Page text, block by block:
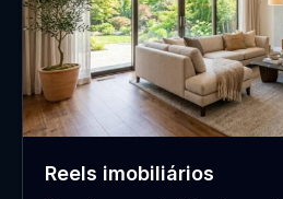
Reels imobiliários